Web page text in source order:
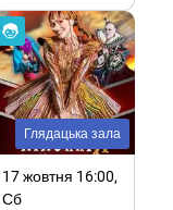
Глядацька зала
17 жовтня 16:00,
Сб